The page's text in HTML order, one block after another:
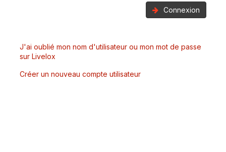
Connexion
J'ai oublié mon nom d'utilisateur ou mon mot de passe
sur Livelox
Créer un nouveau compte utilisateur